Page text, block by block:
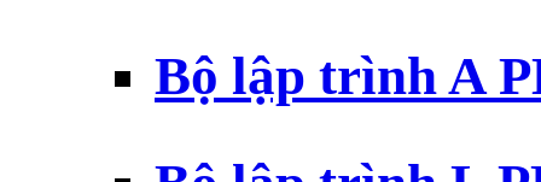
Bộ lập trình A